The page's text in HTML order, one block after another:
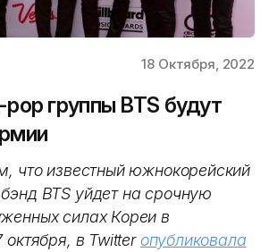
18 Октября, 2022
группы BTS будут
что известный южнокорейский
BTS уйдет на срочную
силах Кореи в
октября, в Twitterопубликовала